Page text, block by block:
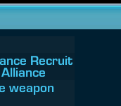
Recruit
weapon